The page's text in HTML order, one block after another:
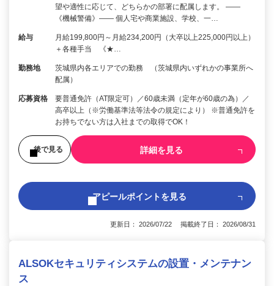
望や適性に応じて、どちらかの部署に配属します。 ――
《機械警備》―― 個人宅や商業施設、学校、一…
給与
月給199,800円～月給234,200円（大卒以上225,000円以上）
＋各種手当 《★…
勤務地
茨城県内各エリアでの勤務 （茨城県内いずれかの事業所へ
配属）
応募資格
要普通免許（AT限定可）／60歳未満（定年が60歳の為）／
高卒以上（※労働基準法等法令の規定により） ※普通免許を
お持ちでない方は入社までの取得でOK！
後で見る 詳細を見る
アピールポイントを見る
更新日： 2026/07/22 掲載終了日： 2026/08/31
ALSOKセキュリティシステムの設置・メンテナン
ス